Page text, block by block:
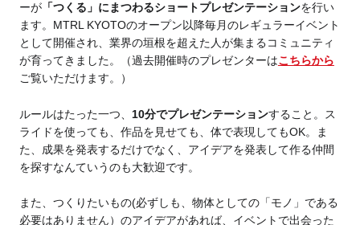
ーが「つくる」にまつわるショートプレゼンテーションを行い
ます。MTRL KYOTOのオープン以降毎月のレギュラーイベント
として開催され、業界の垣根を超えた人が集まるコミュニティ
が育ってきました。（過去開催時のプレゼンターはこちらから
ご覧いただけます。）
ルールはたった一つ、 10分でプレゼンテーションすること。ス
ライドを使っても、作品を見せても、体で表現してもOK。ま
た、成果を発表するだけでなく、アイデアを発表して作る仲間
を探すなんていうのも大歓迎です。
また、つくりたいもの(必ずしも、物体としての「モノ」である
必要はありません）のアイデアがあれば、イベントで出会った